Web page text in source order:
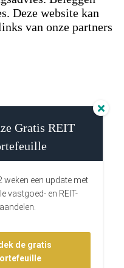
Deze website kan
van onze partners
Gratis REIT
weken een update met
vastgoed- en REIT-
aandelen.
de gratis